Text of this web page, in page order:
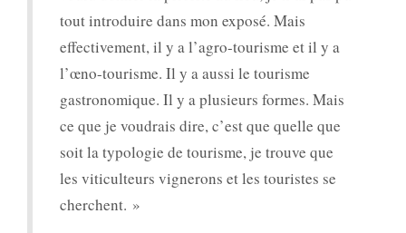
tout introduire dans mon exposé. Mais
effectivement, il y a l’agro-tourisme et il y a
l’œno-tourisme. Il y a aussi le tourisme
gastronomique. Il y a plusieurs formes. Mais
ce que je voudrais dire, c’est que quelle que
soit la typologie de tourisme, je trouve que
les viticulteurs vignerons et les touristes se
cherchent. »